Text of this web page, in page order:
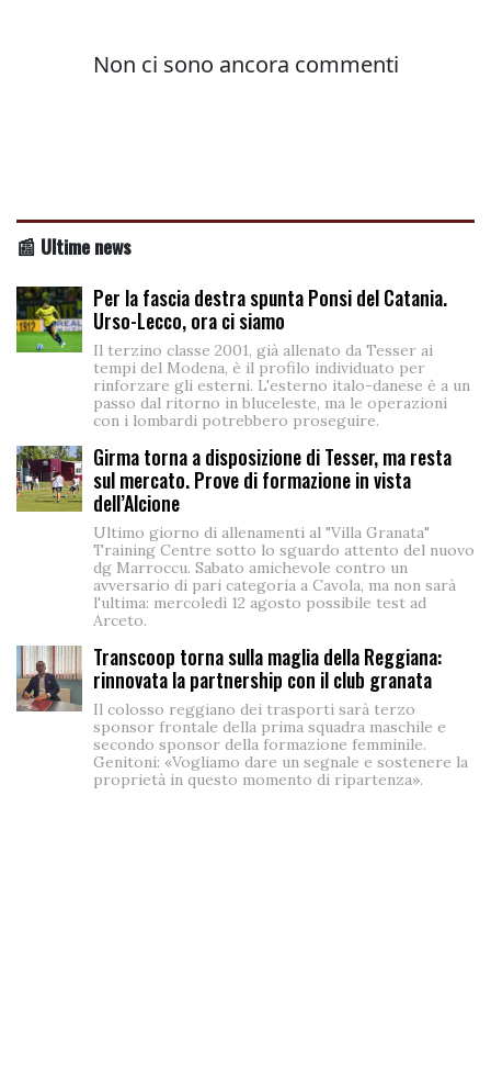
📰 Ultime news
Per la fascia destra spunta Ponsi del Catania.
Urso-Lecco, ora ci siamo
Il terzino classe 2001, già allenato da Tesser ai
tempi del Modena, è il profilo individuato per
rinforzare gli esterni. L'esterno italo-danese è a un
passo dal ritorno in bluceleste, ma le operazioni
con i lombardi potrebbero proseguire.
Girma torna a disposizione di Tesser, ma resta
sul mercato. Prove di formazione in vista
dell’Alcione
Ultimo giorno di allenamenti al "Villa Granata"
Training Centre sotto lo sguardo attento del nuovo
dg Marroccu. Sabato amichevole contro un
avversario di pari categoria a Cavola, ma non sarà
l'ultima: mercoledì 12 agosto possibile test ad
Arceto.
Transcoop torna sulla maglia della Reggiana:
rinnovata la partnership con il club granata
Il colosso reggiano dei trasporti sarà terzo
sponsor frontale della prima squadra maschile e
secondo sponsor della formazione femminile.
Genitoni: «Vogliamo dare un segnale e sostenere la
proprietà in questo momento di ripartenza».